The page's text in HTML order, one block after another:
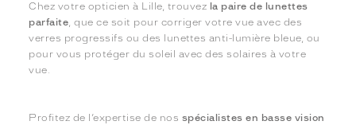
Chez votre opticien à Lille, trouvez la paire de lunettes
parfaite, que ce soit pour corriger votre vue avec des
verres progressifs ou des lunettes anti-lumière bleue, ou
pour vous protéger du soleil avec des solaires à votre
vue.
Profitez de l’expertise de nos spécialistes en basse vision